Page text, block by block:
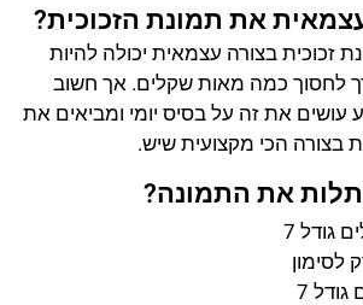
את תמונת הזכוכית?
זכוכית בצורה עצמאית יכולה להיות
לחסוך כמה מאות שקלים. אך חשוב
עושים את זה על בסיס יומי ומביאים את
בצורה הכי מקצועית שיש.
את התמונה?
לסימון